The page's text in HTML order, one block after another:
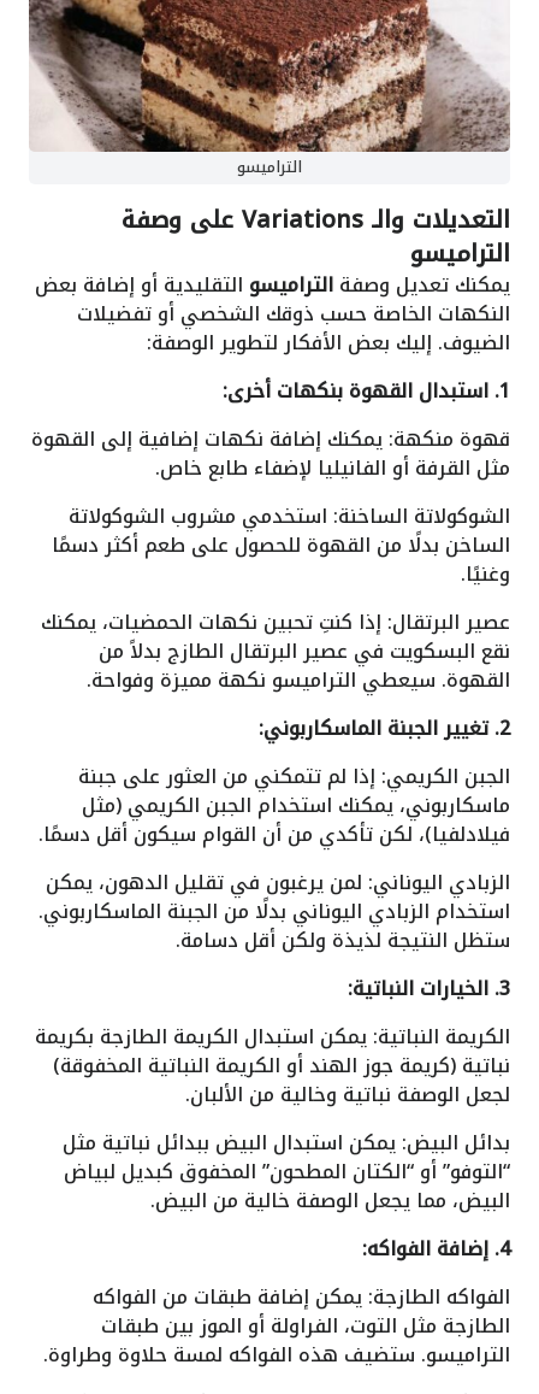
التراميسو
التعديلات والـ Variations على وصفة
التراميسو
يمكنك تعديل وصفةالتراميسو التقليدية أو إضافة بعض
النكهات الخاصة حسب ذوقك الشخصي أو تفضيلات
الضيوف. إليك بعض الأفكار لتطوير الوصفة:
1. استبدال القهوة بنكهات أخرى:
قهوة منكهة: يمكنك إضافة نكهات إضافية إلى القهوة
مثل القرفة أو الفانيليا لإضفاء طابع خاص.
الشوكولاتة الساخنة: استخدمي مشروب الشوكولاتة
الساخن بدلًا من القهوة للحصول على طعم أكثر دسمًا
وغنيًا.
عصير البرتقال: إذا كنتِ تحبين نكهات الحمضيات، يمكنك
نقع البسكويت في عصير البرتقال الطازج بدلاً من
القهوة. سيعطي التراميسو نكهة مميزة وفواحة.
2. تغيير الجبنة الماسكاربوني:
الجبن الكريمي: إذا لم تتمكني من العثور على جبنة
ماسكاربوني، يمكنك استخدام الجبن الكريمي (مثل
فيلادلفيا)، لكن تأكدي من أن القوام سيكون أقل دسمًا.
الزبادي اليوناني: لمن يرغبون في تقليل الدهون، يمكن
استخدام الزبادي اليوناني بدلًا من الجبنة الماسكاربوني.
ستظل النتيجة لذيذة ولكن أقل دسامة.
3. الخيارات النباتية:
الكريمة النباتية: يمكن استبدال الكريمة الطازجة بكريمة
نباتية (كريمة جوز الهند أو الكريمة النباتية المخفوقة)
لجعل الوصفة نباتية وخالية من الألبان.
بدائل البيض: يمكن استبدال البيض ببدائل نباتية مثل
“التوفو” أو “الكتان المطحون” المخفوق كبديل لبياض
البيض، مما يجعل الوصفة خالية من البيض.
4. إضافة الفواكه:
الفواكه الطازجة: يمكن إضافة طبقات من الفواكه
الطازجة مثل التوت، الفراولة أو الموز بين طبقات
التراميسو. ستضيف هذه الفواكه لمسة حلاوة وطراوة.